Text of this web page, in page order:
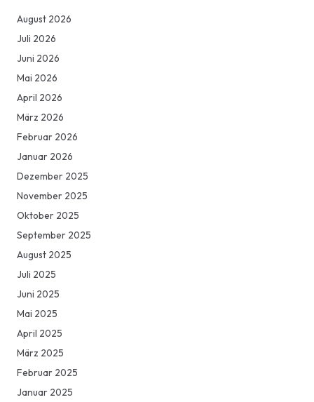
August 2026
Juli 2026
Juni 2026
Mai 2026
April 2026
März 2026
Februar 2026
Januar 2026
Dezember 2025
November 2025
Oktober 2025
September 2025
August 2025
Juli 2025
Juni 2025
Mai 2025
April 2025
März 2025
Februar 2025
Januar 2025